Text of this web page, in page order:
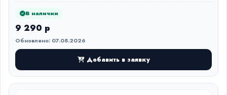
В наличии
9 290 р
Обновлено: 07.08.2026
Добавить в заявку